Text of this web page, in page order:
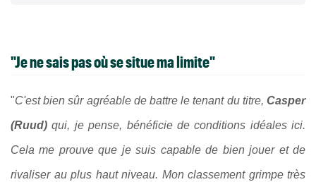
"Je ne sais pas où se situe ma limite"
"C'est bien sûr agréable de battre le tenant du titre, Casper
(Ruud) qui, je pense, bénéficie de conditions idéales ici.
Cela me prouve que je suis capable de bien jouer et de
rivaliser au plus haut niveau. Mon classement grimpe très